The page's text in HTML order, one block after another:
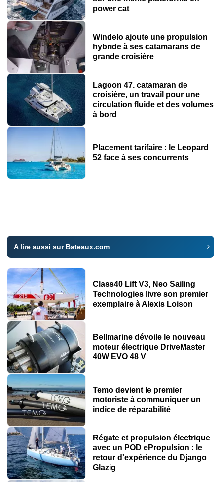
power cat
Windelo ajoute une propulsion
hybride à ses catamarans de
grande croisière
Lagoon 47, catamaran de
croisière, un travail pour une
circulation fluide et des volumes
à bord
Placement tarifaire : le Leopard
52 face à ses concurrents
A lire aussi sur Bateaux.com
Class40 Lift V3, Neo Sailing
Technologies livre son premier
exemplaire à Alexis Loison
Bellmarine dévoile le nouveau
moteur électrique DriveMaster
40W EVO 48 V
Temo devient le premier
motoriste à communiquer un
indice de réparabilité
Régate et propulsion électrique
avec un POD ePropulsion : le
retour d'expérience du Django
Glazig